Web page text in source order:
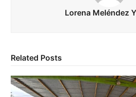
Lorena Meléndez
Related Posts